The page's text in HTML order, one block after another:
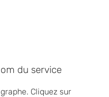
du service
Cliquez sur